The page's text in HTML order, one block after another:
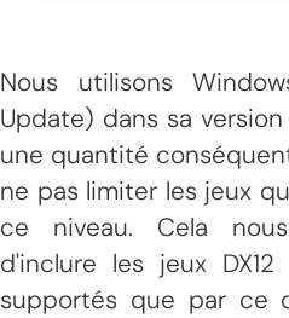
Nous utilisons
Update) dans sa
une quantité
ne pas limiter les jeux
ce niveau. Cela
d'inclure les jeux
supportés que par ce